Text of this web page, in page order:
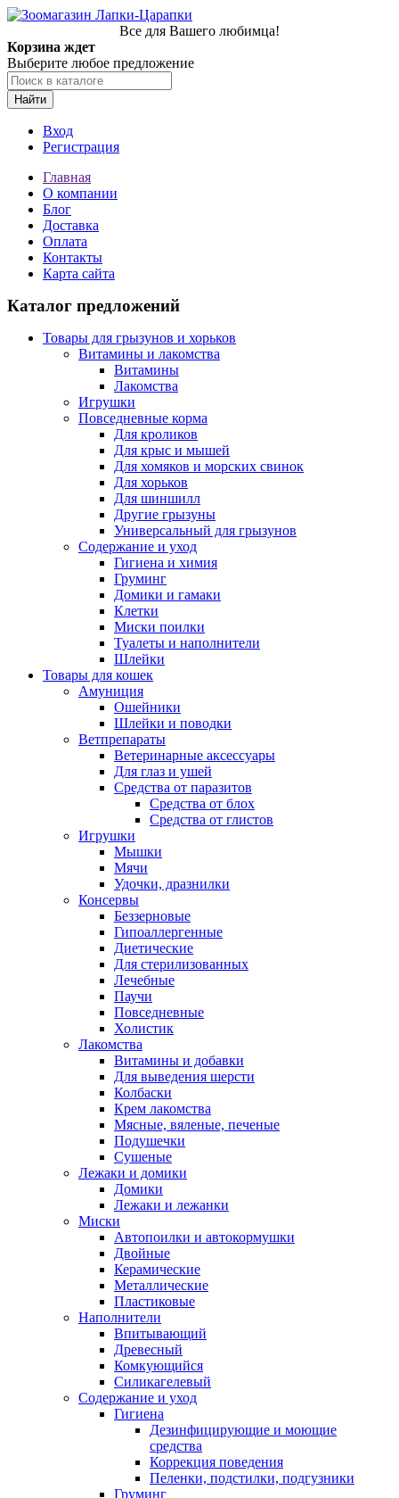
Все для Вашего любимца!
Корзина ждет
Выберите любое предложение
Найти
Вход
Регистрация
Главная
О компании
Блог
Доставка
Оплата
Контакты
Карта сайта
Каталог предложений
Товары для грызунов и хорьков
Витамины и лакомства
Витамины
Лакомства
Игрушки
Повседневные корма
Для кроликов
Для крыс и мышей
Для хомяков и морских свинок
Для хорьков
Для шиншилл
Другие грызуны
Универсальный для грызунов
Содержание и уход
Гигиена и химия
Груминг
Домики и гамаки
Клетки
Миски поилки
Туалеты и наполнители
Шлейки
Товары для кошек
Амуниция
Ошейники
Шлейки и поводки
Ветпрепараты
Ветеринарные аксессуары
Для глаз и ушей
Средства от паразитов
Средства от блох
Средства от глистов
Игрушки
Мышки
Мячи
Удочки, дразнилки
Консервы
Беззерновые
Гипоаллергенные
Диетические
Для стерилизованных
Лечебные
Паучи
Повседневные
Холистик
Лакомства
Витамины и добавки
Для выведения шерсти
Колбаски
Крем лакомства
Мясные, вяленые, печеные
Подушечки
Сушеные
Лежаки и домики
Домики
Лежаки и лежанки
Миски
Автопоилки и автокормушки
Двойные
Керамические
Металлические
Пластиковые
Наполнители
Впитывающий
Древесный
Комкующийся
Силикагелевый
Содержание и уход
Гигиена
Дезинфицирующие и моющие
средства
Коррекция поведения
Пеленки, подстилки, подгузники
Груминг